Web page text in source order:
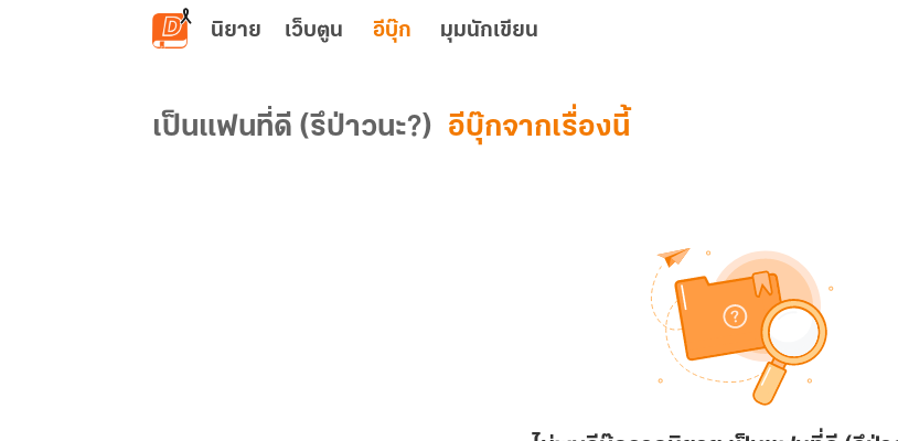
ข้ามไปยังเนื้อหาหลัก
นิยาย เว็บตูน อีบุ๊ก มุมนักเขียน
เป็นแฟนที่ดี (รึป่าวนะ?) อีบุ๊กจากเรื่องนี้